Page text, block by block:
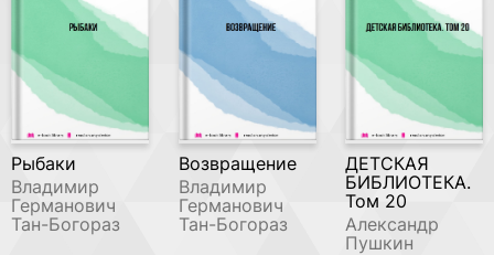
Рыбаки
Владимир
Германович
Тан-Богораз
Возвращение
Владимир
Германович
Тан-Богораз
ДЕТСКАЯ
БИБЛИОТЕКА.
Том 20
Александр
Пушкин